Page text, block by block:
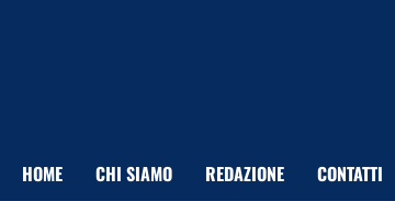
HOME CHI SIAMO REDAZIONE CONTATTI